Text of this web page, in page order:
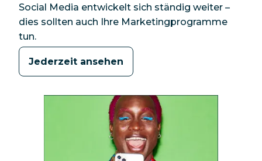
Social Media entwickelt sich ständig weiter –
dies sollten auch Ihre Marketingprogramme
tun.
Jederzeit ansehen